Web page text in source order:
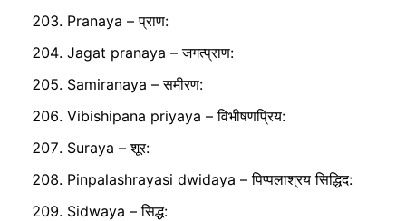
Pranaya – प्राण:
Jagat pranaya – जगत्प्राण:
Samiranaya – समीरण:
Vibishipana priyaya – विभीषणप्रिय:
Suraya – शूर:
Pinpalashrayasi dwidaya – पिप्पलाश्रय सिद्धिद:
Sidwaya – सिद्ध: